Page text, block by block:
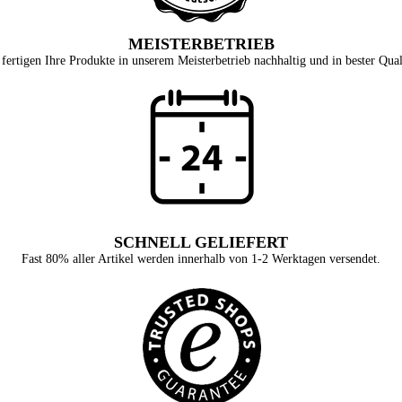
MEISTERBETRIEB
Ihre Produkte in unserem Meisterbetrieb nachhaltig und in bester
SCHNELL GELIEFERT
Fast 80% aller Artikel werden innerhalb von 1-2 Werktagen versendet.